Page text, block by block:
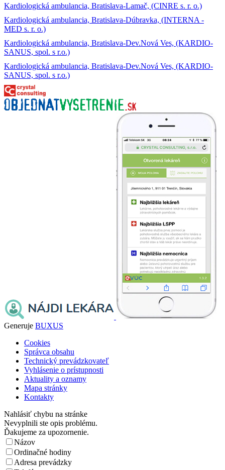
Kardiologická ambulancia, Bratislava-Lamač, (CINRE s. r. o.)
Kardiologická ambulancia, Bratislava-Dúbravka, (INTERNA -
MED s. r. o.)
Kardiologická ambulancia, Bratislava-Dev.Nová Ves, (KARDIO-
SANUS, spol. s r.o.)
Kardiologická ambulancia, Bratislava-Dev.Nová Ves, (KARDIO-
SANUS, spol. s r.o.)
Generuje BUXUS
Cookies
Správca obsahu
Technický prevádzkovateľ
Vyhlásenie o prístupnosti
Aktuality a oznamy
Mapa stránky
Kontakty
Nahlásiť chybu na stránke
Nevyplnili ste opis problému.
Ďakujeme za upozornenie.
Názov
Ordinačné hodiny
Adresa prevádzky